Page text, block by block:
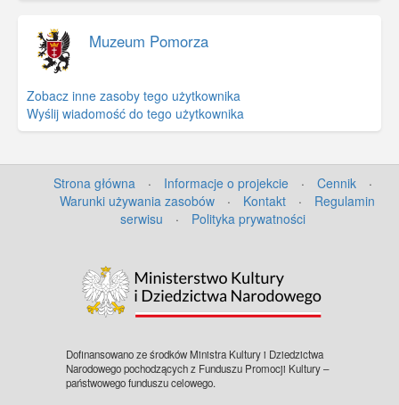
Muzeum Pomorza
Zobacz inne zasoby tego użytkownika
Wyślij wiadomość do tego użytkownika
Strona główna · Informacje o projekcie · Cennik
·
Warunki używania zasobów
· Kontakt ·
Regulamin
serwisu
· Polityka prywatności
Dofinansowano ze środków Ministra Kultury i Dziedzictwa
Narodowego pochodzących z Funduszu Promocji Kultury –
państwowego funduszu celowego.